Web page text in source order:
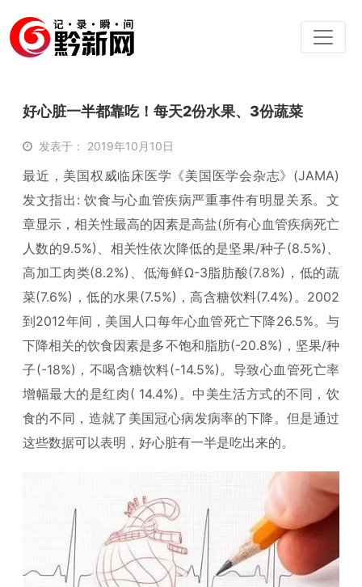
好心脏一半都靠吃！每天2份水果、3份蔬菜
发表于： 2019年10月10日
最近，美国权威临床医学《美国医学会杂志》(JAMA)
发文指出: 饮食与心血管疾病严重事件有明显关系。文
章显示，相关性最高的因素是高盐(所有心血管疾病死亡
人数的9.5%)、相关性依次降低的是坚果/种子(8.5%)、
高加工肉类(8.2%)、低海鲜Ω-3脂肪酸(7.8%)，低的蔬
菜(7.6%)，低的水果(7.5%)，高含糖饮料(7.4%)。2002
到2012年间，美国人口每年心血管死亡下降26.5%。与
下降相关的饮食因素是多不饱和脂肪(-20.8%)，坚果/种
子(-18%)，不喝含糖饮料(-14.5%)。导致心血管死亡率
增幅最大的是红肉( 14.4%)。中美生活方式的不同，饮
食的不同，造就了美国冠心病发病率的下降。但是通过
这些数据可以表明，好心脏有一半是吃出来的。